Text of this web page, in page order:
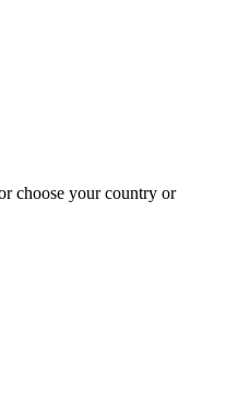
choose your country or